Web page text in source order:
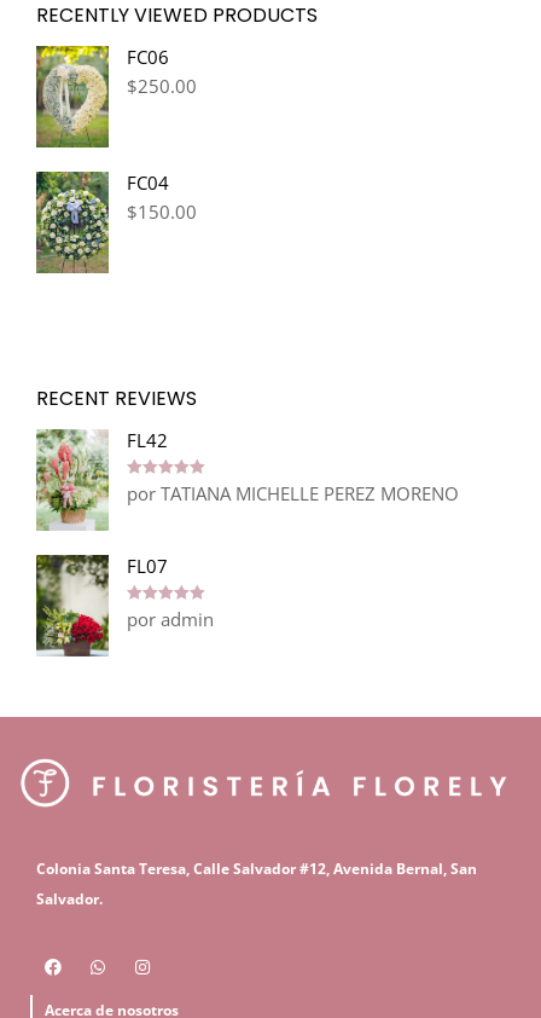
RECENTLY VIEWED PRODUCTS
FC06
$250.00
FC04
$150.00
RECENT REVIEWS
FL42
Valorado en
5de 5
por TATIANA MICHELLE PEREZ MORENO
FL07
Valorado en
5de 5
por admin
Colonia Santa Teresa, Calle Salvador #12,Avenida Bernal, San
Salvador.
Acerca de nosotros